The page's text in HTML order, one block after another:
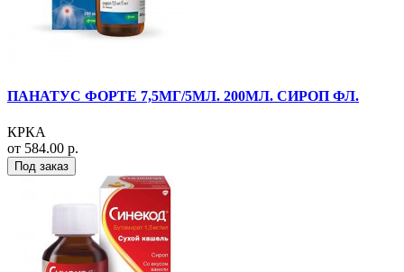
ПАНАТУС ФОРТЕ 7,5МГ/5МЛ. 200МЛ. СИРОП ФЛ.
КРКА
от 584.00 р.
Под заказ